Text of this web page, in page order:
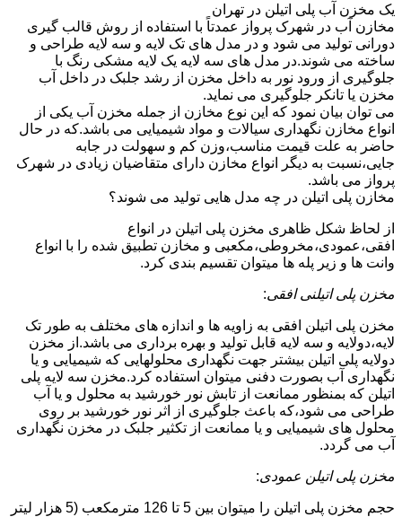
یک مخزن آب پلی اتیلن در تهران
مخازن آب در شهرک پرواز عمدتاً با استفاده از روش قالب گیری
دورانی تولید می شود و در مدل های تک لایه و سه لایه طراحی و
ساخته می شوند.در مدل های سه لایه یک لایه مشکی رنگ با
جلوگیری از ورود نور به داخل مخزن از رشد جلبک در داخل آب
مخزن یا تانکر جلوگیری می نماید.
می توان بیان نمود که این نوع مخازن از جمله مخزن آب یکی از
انواع مخازن نگهداری سیالات و مواد شیمیایی می باشد.که در حال
حاضر به علت قیمت مناسب،وزن کم و سهولت در جابه
جایی،نسبت به دیگر انواع مخازن دارای متقاضیان زیادی در شهرک
پرواز می باشد.
مخازن پلی اتیلن در چه مدل هایی تولید می شوند؟
از لحاظ شکل ظاهری مخزن پلی اتیلن در انواع
افقی،عمودی،مخروطی،مکعبی و مخازن تطبیق شده را با انواع
وانت ها و زیر پله ها میتوان تقسیم بندی کرد.
مخزن پلی اتیلنی افقی:
مخزن پلی اتیلن افقی به زاویه ها و اندازه های مختلف به طور تک
لایه،دولایه و سه لایه قابل تولید و بهره برداری می باشد.از مخزن
دولایه پلی اتیلن بیشتر جهت نگهداری محلولهایی که شیمیایی و یا
نگهداری آب بصورت دفنی میتوان استفاده کرد.مخزن سه لایه پلی
اتیلن که بمنظور ممانعت از تابش نور خورشید به محلول و یا آب
طراحی می شود،که باعث جلوگیری از اثر نور خورشید بر روی
محلول های شیمیایی و یا ممانعت از تکثیر جلبک در مخزن نگهداری
آب می گردد.
مخزن پلی اتیلن عمودی:
حجم مخزن پلی اتیلن را میتوان بین 5 تا 126 مترمکعب (5 هزار لیتر